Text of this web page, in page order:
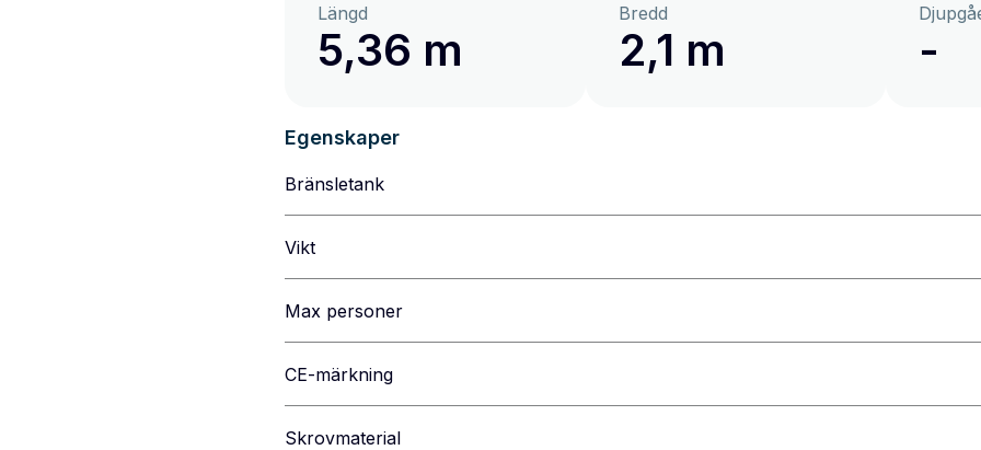
Längd
5,36 m
Bredd
2,1 m -
Egenskaper
Bränsletank
Vikt
Max personer
CE-märkning
Skrovmaterial